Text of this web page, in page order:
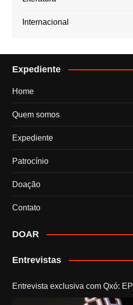
Internacional
Expediente
Home
Quem somos
Expediente
Patrocínio
Doação
Contato
DOAR
Entrevistas
Entrevista exclusiva com Qxó: